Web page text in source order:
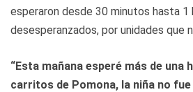
esperaron desde 30 minutos hasta 1
desesperanzados, por unidades que
“Esta mañana esperé más de una
carritos de Pomona, la niña no